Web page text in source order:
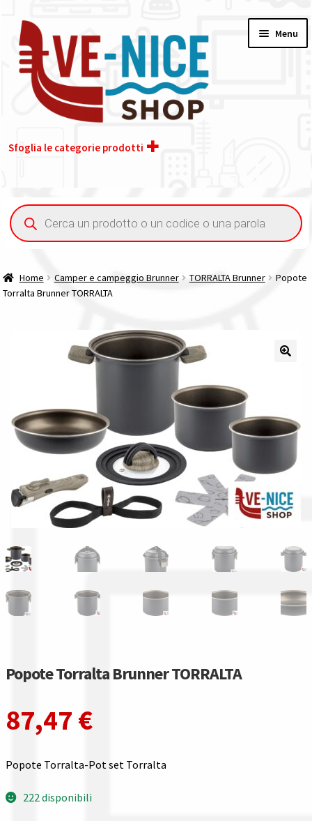
alla
navigazione
contenuto
Menu
Sfoglia le categorie prodotti
Acquisto iva 4% (agevolata)
Contatti
Il nostro gruppo acquisti
La nostra azienda
Condizioni generali
Acquisti in rete pubblica amministrazione
Assicurazione integrativa Garanzia3
Bonus fiscali 2025
Diritto di recesso
Garanzia del produttore
Guida all’utilizzo del sito
Ricerca
prodotti
Home Camper e campeggio Brunner TORRALTA Brunner
Popote
Torralta Brunner TORRALTA
Popote Torralta Brunner TORRALTA
87,47 €
Popote Torralta-Pot set Torralta
222 disponibili